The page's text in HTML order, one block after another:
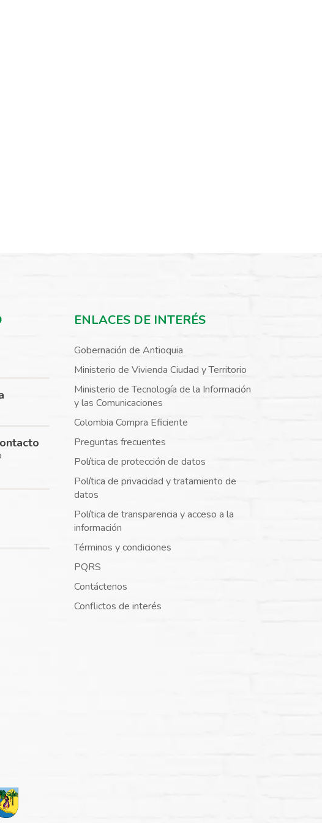
ENLACES DE INTERÉS
Gobernación de Antioquia
Ministerio de Vivienda Ciudad y Territorio
Ministerio de Tecnología de la Información
y las Comunicaciones
Colombia Compra Eficiente
Preguntas frecuentes
Política de protección de datos
Política de privacidad y tratamiento de
datos
Política de transparencia y acceso a la
información
Términos y condiciones
PQRS
Contáctenos
Conflictos de interés